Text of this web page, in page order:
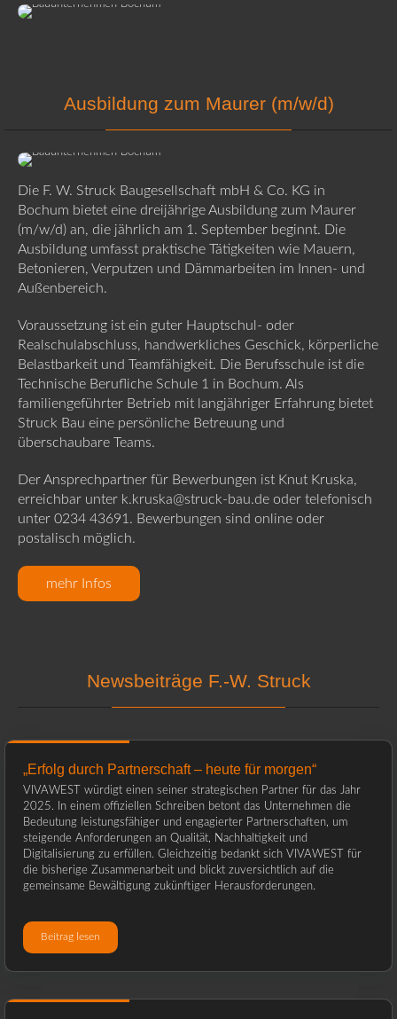
Ausbildung zum Maurer (m/w/d)
Die F. W. Struck Baugesellschaft mbH & Co. KG in
Bochum bietet eine dreijährige Ausbildung zum Maurer
(m/w/d) an, die jährlich am 1. September beginnt. Die
Ausbildung umfasst praktische Tätigkeiten wie Mauern,
Betonieren, Verputzen und Dämmarbeiten im Innen- und
Außenbereich.
Voraussetzung ist ein guter Hauptschul- oder
Realschulabschluss, handwerkliches Geschick, körperliche
Belastbarkeit und Teamfähigkeit. Die Berufsschule ist die
Technische Berufliche Schule 1 in Bochum. Als
familiengeführter Betrieb mit langjähriger Erfahrung bietet
Struck Bau eine persönliche Betreuung und
überschaubare Teams.
Der Ansprechpartner für Bewerbungen ist Knut Kruska,
erreichbar unter k.kruska@struck-bau.de oder telefonisch
unter 0234 43691. Bewerbungen sind online oder
postalisch möglich.
mehr Infos
Newsbeiträge F.-W. Struck
„Erfolg durch Partnerschaft – heute für morgen“
VIVAWEST würdigt einen seiner strategischen Partner für das Jahr
2025. In einem offiziellen Schreiben betont das Unternehmen die
Bedeutung leistungsfähiger und engagierter Partnerschaften, um
steigende Anforderungen an Qualität, Nachhaltigkeit und
Digitalisierung zu erfüllen. Gleichzeitig bedankt sich VIVAWEST für
die bisherige Zusammenarbeit und blickt zuversichtlich auf die
gemeinsame Bewältigung zukünftiger Herausforderungen.
Beitrag lesen